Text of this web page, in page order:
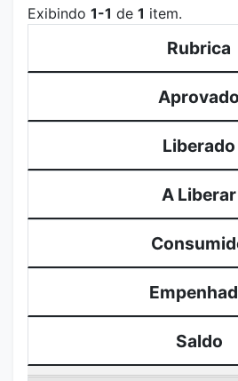
Exibindo 1-1 de 1 item.
Rubrica
Aprovado
Liberado
A Liberar
Saldo